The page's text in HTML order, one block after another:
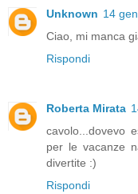
Unknown 14
Ciao, mi manca
Rispondi
Roberta Mirata
cavolo...dovevo
per le vacanze
divertite :)
Rispondi